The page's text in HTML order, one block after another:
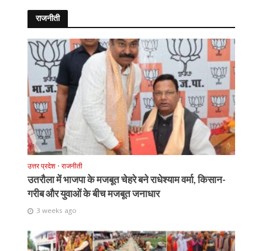
राजनीती
उत्तर प्रदेश • राजनीती
उतरौला में भाजपा के मजबूत चेहरे बने राधेश्याम वर्मा, किसान-
गरीब और युवाओं के बीच मजबूत जनाधार
3 weeks ago